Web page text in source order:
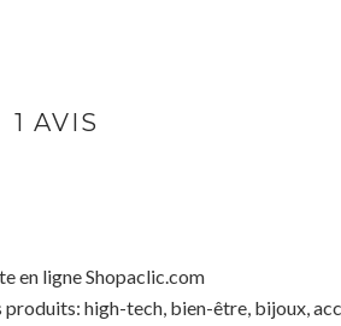
1 AVIS
en ligne Shopaclic.com
produits: high-tech, bien-être, bijoux,